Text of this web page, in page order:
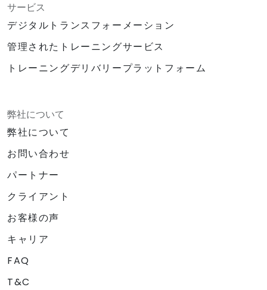
サービス
デジタルトランスフォーメーション
管理されたトレーニングサービス
トレーニングデリバリープラットフォーム
弊社について
弊社について
お問い合わせ
パートナー
クライアント
お客様の声
キャリア
FAQ
T&C